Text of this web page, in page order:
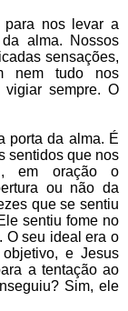
para nos levar a
alma. Nossos
sensações,
nem tudo nos
sempre. O
porta da alma. É
sentidos que nos
em oração o
ou não da
que se sentiu
sentiu fome no
O seu ideal era o
e Jesus
a tentação ao
Sim, ele